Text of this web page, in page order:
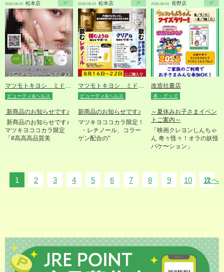
2F
2026.08.03 松本店
マツモトキヨシ ミドリ松本店
ビューティ&ヘルス
新商品のお知らせです♪
新商品のお知らせです♪
マツキヨココカラ限定
「#高高高品質美
2F
2026.08.03 松本店
マツモトキヨシ ミドリ松本店
ビューティ&ヘルス
新商品のお知らせです♪
マツキヨココカラ限定！
・レチノール、コラー
ゲン配合の"
4F
2026.08.03 長野店
改造社書店
本・グッズ
～夏休みお子さまイベン
トご案内～
「映画クレヨンしんちゃ
ん 奇々怪々！オラの妖怪
バケ〜ション」
1 2 3 4 5 6 7 8 9 10 11
次へ